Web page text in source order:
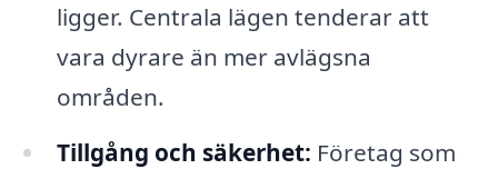
ligger. Centrala lägen tenderar att
vara dyrare än mer avlägsna
områden.
Tillgång och säkerhet: Företag som